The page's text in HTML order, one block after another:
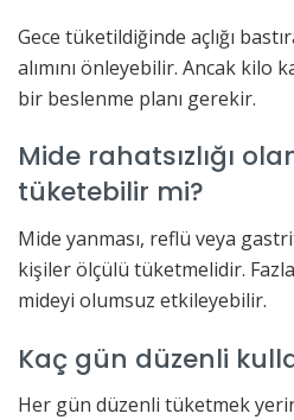
Gece tüketildiğinde açlığı
alımını önleyebilir. Ancak kilo
bir beslenme planı gerekir.
Mide rahatsızlığı
tüketebilir mi?
Mide yanması, reflü veya
kişiler ölçülü tüketmelidir.
mideyi olumsuz etkileyebilir.
Kaç gün düzenli
Her gün düzenli tüketmek